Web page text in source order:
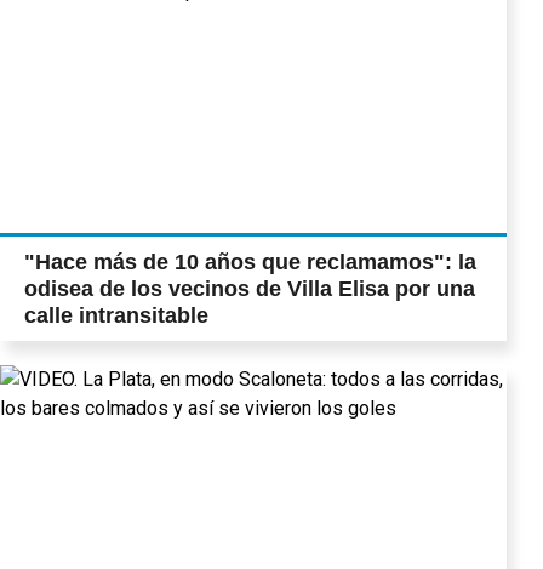
"Hace más de 10 años que reclamamos": la
odisea de los vecinos de Villa Elisa por una
calle intransitable